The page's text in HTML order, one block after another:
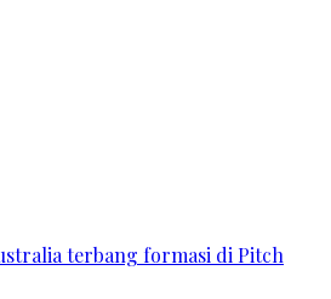
terbang formasi di Pitch